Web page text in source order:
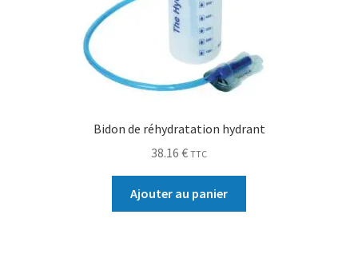
Bidon de réhydratation hydrant
38.16 € TTC
Ajouter au panier